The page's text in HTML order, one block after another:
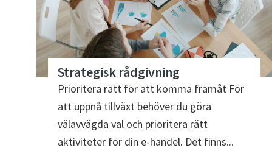
Strategisk rådgivning
Prioritera rätt för att komma framåt För
att uppnå tillväxt behöver du göra
välavvägda val och prioritera rätt
aktiviteter för din e-handel. Det finns...